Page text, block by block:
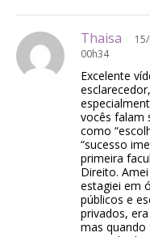
Thaisa
00h34
Excelente
esclarecedor,
vocês falam
como
“sucesso
primeira
Direito.
estagiei em
públicos e
privados,
mas quando